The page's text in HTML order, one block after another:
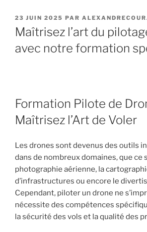
PUBLIÉ
LE
23 JUIN 2025 PAR
Maîtrisez l’art du
avec notre formation
Formation Pilote de
Maîtrisez l’Art de Voler
Les drones sont devenus des outils
dans de nombreux domaines, que ce
photographie aérienne, la
d’infrastructures ou encore le
Cependant, piloter un drone ne
nécessite des compétences
la sécurité des vols et la qualité des